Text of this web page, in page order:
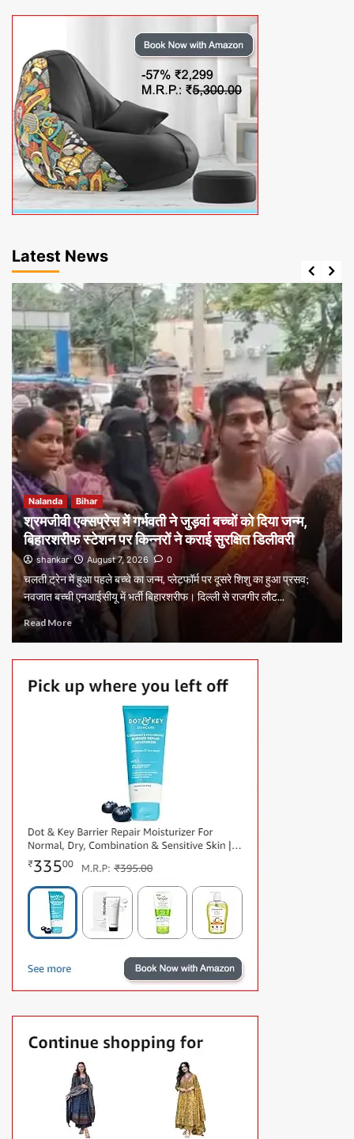
Latest News
Nalanda Bihar
श्रमजीवी एक्सप्रेस में गर्भवती ने जुड़वां बच्चों को दिया जन्म,
बिहारशरीफ स्टेशन पर किन्नरों ने कराई सुरक्षित डिलीवरी
shankar August 7, 2026 0
चलती ट्रेन में हुआ पहले बच्चे का जन्म, प्लेटफॉर्म पर दूसरे शिशु का हुआ प्रसव;
नवजात बच्ची एनआईसीयू में भर्ती बिहारशरीफ। दिल्ली से राजगीर लौट...
Read More